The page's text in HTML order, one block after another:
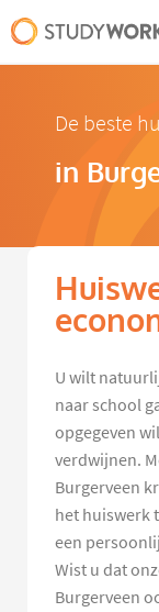
De beste
in
U wilt
naar school
opgegeven
verdwijnen.
Burgerveen
het huiswerk
een
Wist u dat
Burgerveen